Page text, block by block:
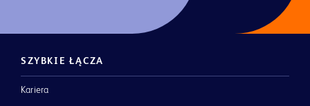
SZYBKIE ŁĄCZA
Kariera